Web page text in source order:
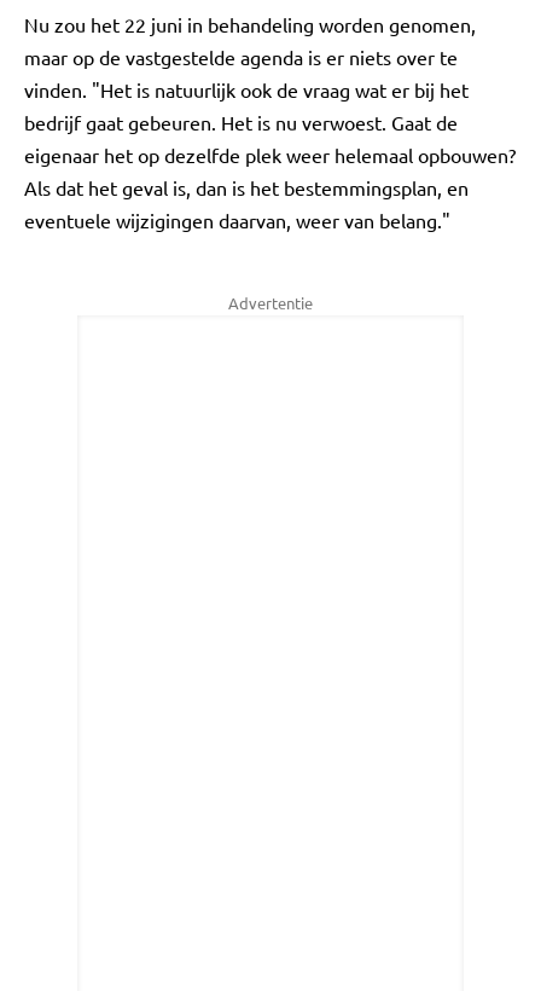
Nu zou het 22 juni in behandeling worden genomen,
maar op de vastgestelde agenda is er niets over te
vinden. "Het is natuurlijk ook de vraag wat er bij het
bedrijf gaat gebeuren. Het is nu verwoest. Gaat de
eigenaar het op dezelfde plek weer helemaal opbouwen?
Als dat het geval is, dan is het bestemmingsplan, en
eventuele wijzigingen daarvan, weer van belang."
Advertentie